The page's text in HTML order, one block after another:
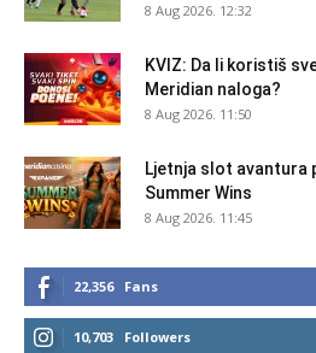
8 Aug 2026. 12:32
KVIZ: Da li koristiš
Meridian naloga?
8 Aug 2026. 11:50
Ljetnja slot avantura
Summer Wins
8 Aug 2026. 11:45
22,356 Fans
10,703 Followers